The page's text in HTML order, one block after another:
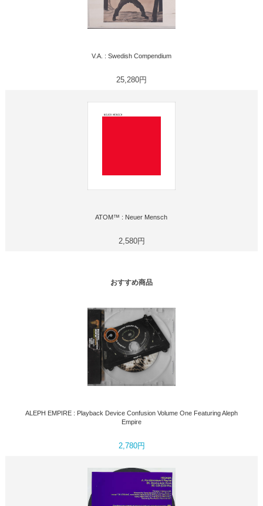
V.A. : Swedish Compendium
25,280円
ATOM™ : Neuer Mensch
2,580円
おすすめ商品
ALEPH EMPIRE : Playback Device Confusion Volume One Featuring Aleph
Empire
2,780円